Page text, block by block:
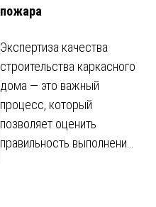
пожара
Экспертиза качества
строительства каркасного
дома — это важный
процесс, который
позволяет оценить
правильность выполнени…